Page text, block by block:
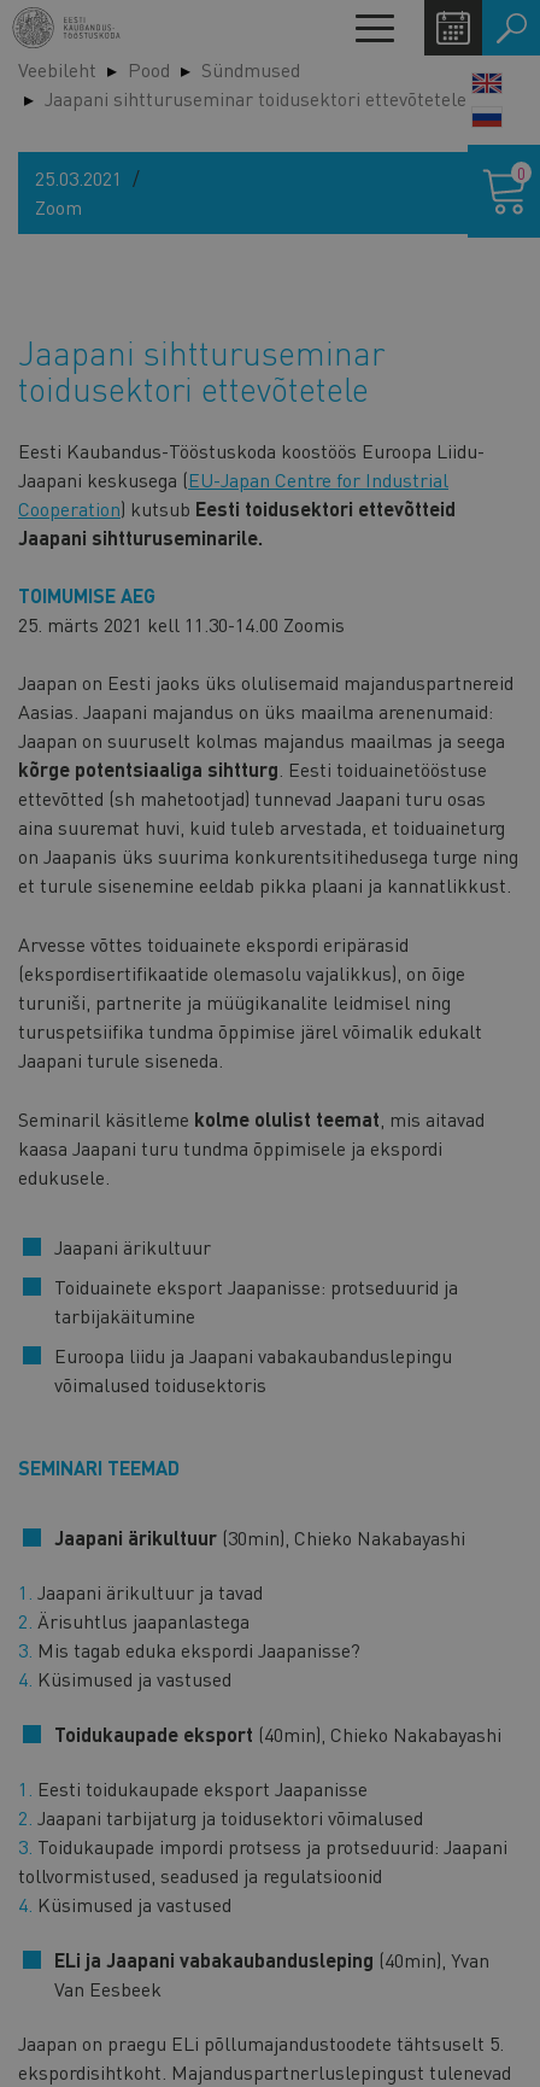
Liigu
edasi
põhisisu
juurde
Toggle
navigation
Veebileht Pood
Sündmused
Jaapani sihtturuseminar toidusektori ettevõtetele
25.03.2021
Zoom
Jaapani sihtturuseminar
toidusektori ettevõtetele
Eesti Kaubandus-Tööstuskoda koostöös Euroopa Liidu-
Jaapani keskusega (EU-Japan Centre for Industrial
Cooperation) kutsub Eesti toidusektori ettevõtteid
Jaapani sihtturuseminarile.
TOIMUMISE AEG
25. märts 2021 kell 11.30-14.00 Zoomis
Jaapan on Eesti jaoks üks olulisemaid majanduspartnereid
Aasias. Jaapani majandus on üks maailma arenenumaid:
Jaapan on suuruselt kolmas majandus maailmas ja seega
kõrge potentsiaaliga sihtturg . Eesti toiduainetööstuse
ettevõtted (sh mahetootjad) tunnevad Jaapani turu osas
aina suuremat huvi, kuid tuleb arvestada, et toiduaineturg
on Jaapanis üks suurima konkurentsitihedusega turge ning
et turule sisenemine eeldab pikka plaani ja kannatlikkust.
Arvesse võttes toiduainete ekspordi eripärasid
(ekspordisertifikaatide olemasolu vajalikkus), on õige
turuniši, partnerite ja müügikanalite leidmisel ning
turuspetsiifika tundma õppimise järel võimalik edukalt
Jaapani turule siseneda.
Seminaril käsitleme kolme olulist teemat , mis aitavad
kaasa Jaapani turu tundma õppimisele ja ekspordi
edukusele.
Jaapani ärikultuur
Toiduainete eksport Jaapanisse: protseduurid ja
tarbijakäitumine
Euroopa liidu ja Jaapani vabakaubanduslepingu
võimalused toidusektoris
SEMINARI TEEMAD
Jaapani ärikultuur (30min), Chieko Nakabayashi
Jaapani ärikultuur ja tavad
Ärisuhtlus jaapanlastega
Mis tagab eduka ekspordi Jaapanisse?
Küsimused ja vastused
Toidukaupade eksport (40min), Chieko Nakabayashi
Eesti toidukaupade eksport Jaapanisse
Jaapani tarbijaturg ja toidusektori võimalused
Toidukaupade impordi protsess ja protseduurid: Jaapani
tollvormistused, seadused ja regulatsioonid
Küsimused ja vastused
ELi ja Jaapani vabakaubandusleping (40min), Yvan
Van Eesbeek
Jaapan on praegu ELi põllumajandustoodete tähtsuselt 5.
ekspordisihtkoht. Majanduspartnerluslepingust tulenevad
0